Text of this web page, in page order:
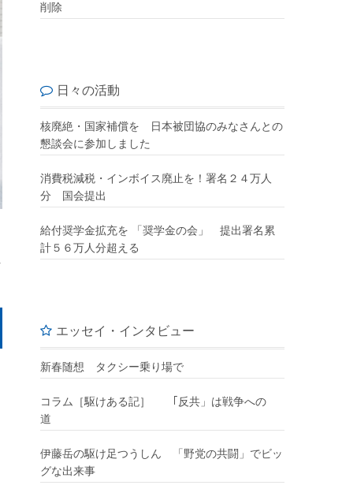
削除
日々の活動
核廃絶・国家補償を 日本被団協のみなさんとの
懇談会に参加しました
消費税減税・インボイス廃止を！署名２４万人
分 国会提出
給付奨学金拡充を 「奨学金の会」 提出署名累
計５６万人分超える
エッセイ・インタビュー
新春随想 タクシー乗り場で
コラム［駆けある記］ ｢反共」は戦争への
道
伊藤岳の駆け足つうしん 「野党の共闘」でビッ
グな出来事